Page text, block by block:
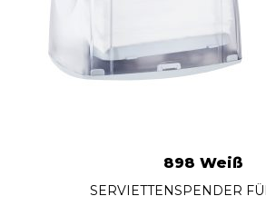
898 Weiß
SERVIETTENSPENDER